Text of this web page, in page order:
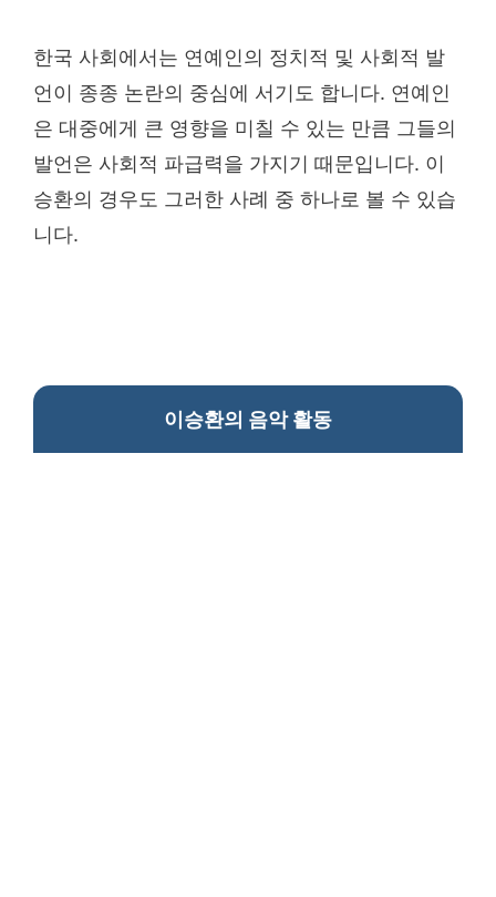
한국 사회에서는 연예인의 정치적 및 사회적 발
언이 종종 논란의 중심에 서기도 합니다. 연예인
은 대중에게 큰 영향을 미칠 수 있는 만큼 그들의
발언은 사회적 파급력을 가지기 때문입니다. 이
승환의 경우도 그러한 사례 중 하나로 볼 수 있습
니다.
이승환의 음악 활동